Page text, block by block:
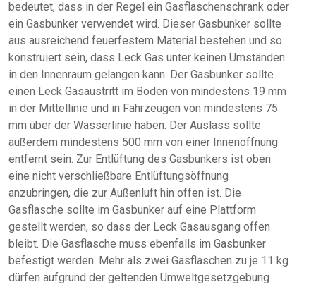
bedeutet, dass in der Regel ein Gasflaschenschrank oder
ein Gasbunker verwendet wird. Dieser Gasbunker sollte
aus ausreichend feuerfestem Material bestehen und so
konstruiert sein, dass Leck Gas unter keinen Umständen
in den Innenraum gelangen kann. Der Gasbunker sollte
einen Leck Gasaustritt im Boden von mindestens 19 mm
in der Mittellinie und in Fahrzeugen von mindestens 75
mm über der Wasserlinie haben. Der Auslass sollte
außerdem mindestens 500 mm von einer Innenöffnung
entfernt sein. Zur Entlüftung des Gasbunkers ist oben
eine nicht verschließbare Entlüftungsöffnung
anzubringen, die zur Außenluft hin offen ist. Die
Gasflasche sollte im Gasbunker auf eine Plattform
gestellt werden, so dass der Leck Gasausgang offen
bleibt. Die Gasflasche muss ebenfalls im Gasbunker
befestigt werden. Mehr als zwei Gasflaschen zu je 11 kg
dürfen aufgrund der geltenden Umweltgesetzgebung